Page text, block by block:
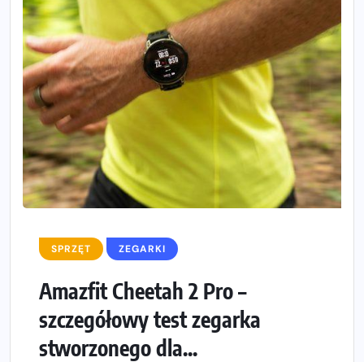
SPRZĘT ZEGARKI
Amazfit Cheetah 2 Pro –
szczegółowy test zegarka
stworzonego dla...